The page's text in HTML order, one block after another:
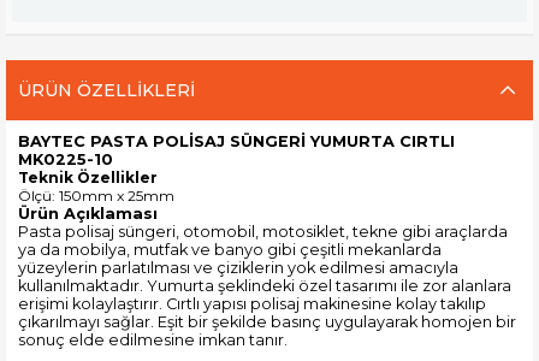
ÜRÜN ÖZELLIKLERI
BAYTEC PASTA POLİSAJ SÜNGERİ YUMURTA CIRTLI
MK0225-10
Teknik Özellikler
Ölçü: 150mm x 25mm
Ürün Açıklaması
Pasta polisaj süngeri, otomobil, motosiklet, tekne gibi araçlarda
ya da mobilya, mutfak ve banyo gibi çeşitli mekanlarda
yüzeylerin parlatılması ve çiziklerin yok edilmesi amacıyla
kullanılmaktadır. Yumurta şeklindeki özel tasarımı ile zor alanlara
erişimi kolaylaştırır. Cırtlı yapısı polisaj makinesine kolay takılıp
çıkarılmayı sağlar. Eşit bir şekilde basınç uygulayarak homojen bir
sonuç elde edilmesine imkan tanır.